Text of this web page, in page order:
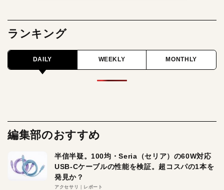
ランキング
DAILY WEEKLY MONTHLY
編集部のおすすめ
半信半疑。100均・Seria（セリア）の60W対応
USB-Cケーブルの性能を検証。超コスパの1本を
発見か？
アクセサリ レポート